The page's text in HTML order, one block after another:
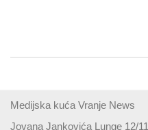
Medijska kuća Vranje News
Jovana Jankovića Lunge 12/11